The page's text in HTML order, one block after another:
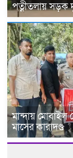
পত্নীতলায় সড়ক
মান্দায়
মাসের কারাদণ্ড